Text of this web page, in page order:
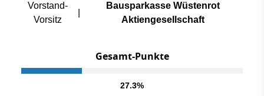
Vorstand-
Vorsitz
Bausparkasse Wüstenrot
Aktiengesellschaft
Gesamt-Punkte
27.3%